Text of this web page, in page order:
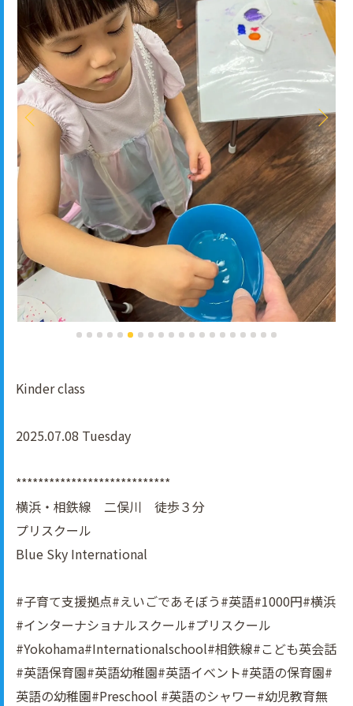
Kinder class
2025.07.08 Tuesday
****************************
横浜・相鉄線 二俣川 徒歩３分
プリスクール
Blue Sky International
#子育て支援拠点#えいごであそぼう#英語#1000円#横浜
#インターナショナルスクール#プリスクール
#Yokohama#Internationalschool#相鉄線#こども英会話
#英語保育園#英語幼稚園#英語イべント#英語の保育園#
英語の幼稚園#Preschool #英語のシャワー#幼児教育無